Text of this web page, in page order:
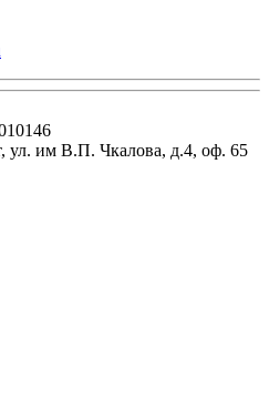
ул. им В.П. Чкалова, д.4, оф. 65